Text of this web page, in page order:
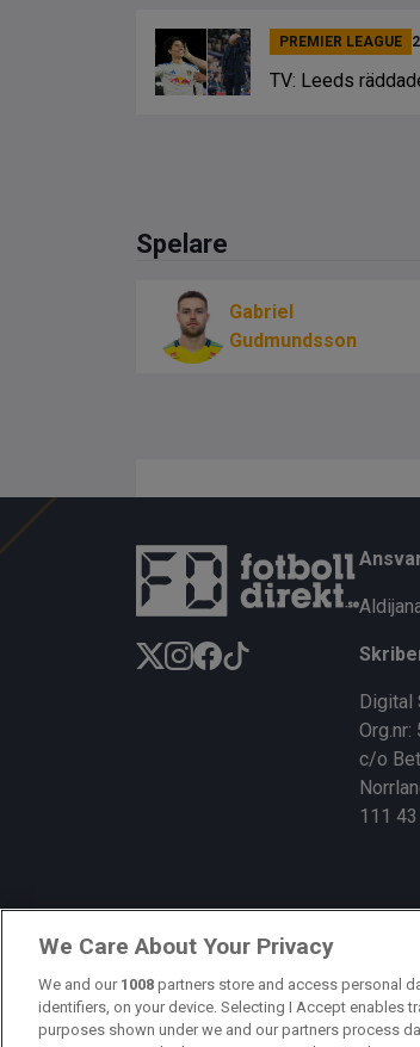
PREMIER LEAGUE
TV: Leeds
Spelare
Gabriel
Gudmundsson
Digital
c/o
111
We Care About Your Privacy
We and our 1008 partners store and access personal
identifiers, on your device. Selecting I Accept enables
purposes shown under we and our partners process